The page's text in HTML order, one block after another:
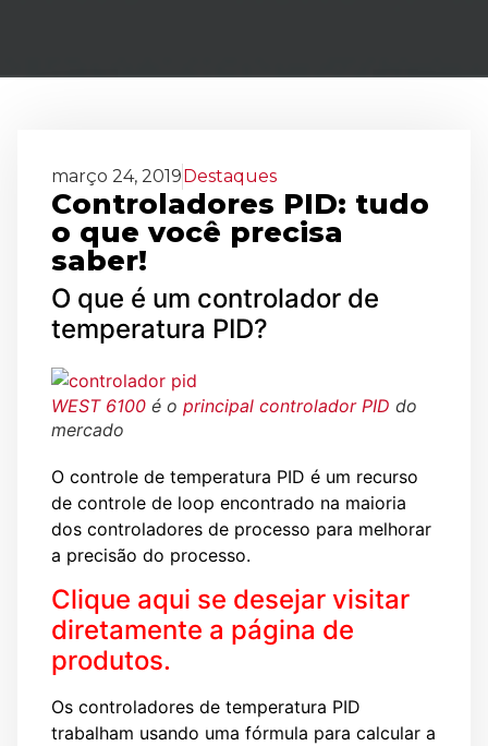
março 24, 2019 Destaques
Controladores PID: tudo
o que você precisa
saber!
O que é um controlador de
temperatura PID?
WEST 6100 é o principal controlador PID do
mercado
O controle de temperatura PID é um recurso
de controle de loop encontrado na maioria
dos controladores de processo para melhorar
a precisão do processo.
Clique aqui se desejar visitar
diretamente a página de
produtos.
Os controladores de temperatura PID
trabalham usando uma fórmula para calcular a